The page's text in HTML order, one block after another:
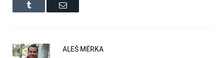
Tumblr Email
ALEŠ MĚRKA